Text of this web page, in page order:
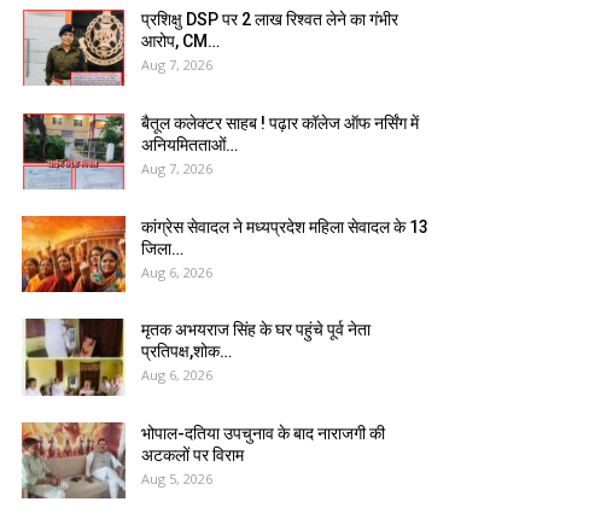
प्रशिक्षु DSP पर ₹2 लाख रिश्वत लेने का गंभीर
आरोप, CM…
Aug 7, 2026
बैतूल कलेक्टर साहब ! पढ़ार कॉलेज ऑफ नर्सिंग में
अनियमितताओं…
Aug 7, 2026
कांग्रेस सेवादल ने मध्यप्रदेश महिला सेवादल के 13
जिला…
Aug 6, 2026
मृतक अभयराज सिंह के घर पहुंचे पूर्व नेता
प्रतिपक्ष,शोक…
Aug 6, 2026
भोपाल-दतिया उपचुनाव के बाद नाराजगी की
अटकलों पर विराम
Aug 5, 2026